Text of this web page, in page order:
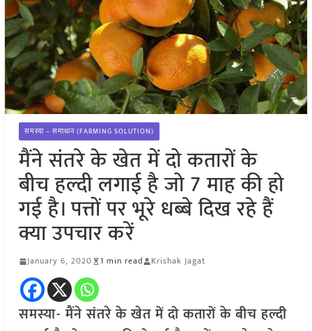
समस्या – समाधान (FARMING SOLUTION)
मैंने संतरे के खेत में दो कतारों के
बीच हल्दी लगाई है जो 7 माह की हो
गई है। पत्तों पर भूरे धब्बे दिख रहे हैं
क्या उपचार करें
January 6, 2020 1 min read Krishak Jagat
समस्या- मैंने संतरे के खेत में दो कतारों के बीच हल्दी